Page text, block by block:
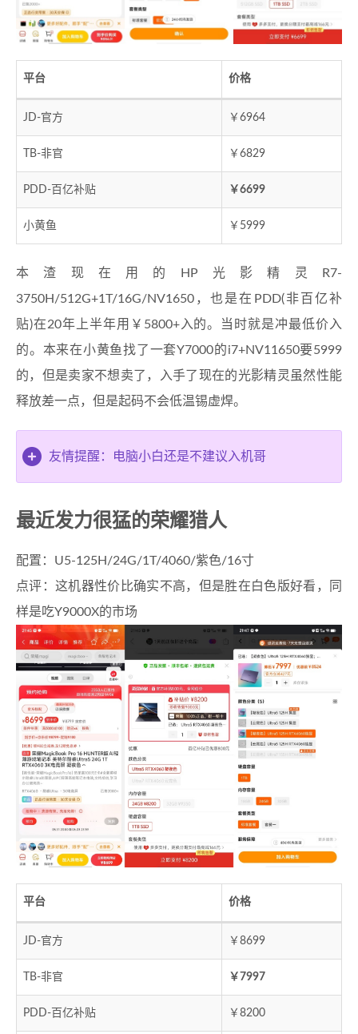
平台 价格
JD-官方 ￥6964
TB-非官 ￥6829
PDD-百亿补贴 ￥6699
小黄鱼 ￥5999
本渣现在用的HP光影精灵R7-
3750H/512G+1T/16G/NV1650，也是在PDD(非百亿补
贴)在20年上半年用￥5800+入的。当时就是冲最低价入
的。本来在小黄鱼找了一套Y7000的i7+NV11650要5999
的，但是卖家不想卖了，入手了现在的光影精灵虽然性能
释放差一点，但是起码不会低温锡虚焊。
友情提醒：电脑小白还是不建议入机哥
最近发力很猛的荣耀猎人
配置：U5-125H/24G/1T/4060/紫色/16寸
点评：这机器性价比确实不高，但是胜在白色版好看，同
样是吃Y9000X的市场
平台 价格
JD-官方 ￥8699
TB-非官 ￥7997
PDD-百亿补贴 ￥8200